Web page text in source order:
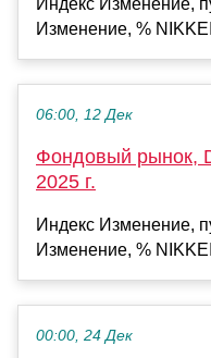
Индекс Изменение,
Изменение, %
06:00, 12 Дек
Фондовый рынок,
2025 г.
Индекс Изменение,
Изменение, %
00:00, 24 Дек